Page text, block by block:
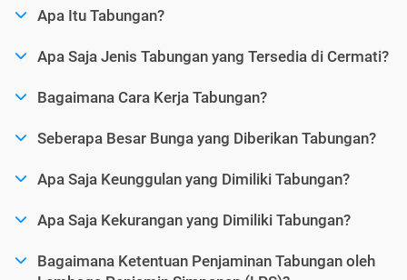
Apa Itu Tabungan?
Apa Saja Jenis Tabungan yang Tersedia di Cermati?
Bagaimana Cara Kerja Tabungan?
Seberapa Besar Bunga yang Diberikan Tabungan?
Apa Saja Keunggulan yang Dimiliki Tabungan?
Apa Saja Kekurangan yang Dimiliki Tabungan?
Bagaimana Ketentuan Penjaminan Tabungan oleh